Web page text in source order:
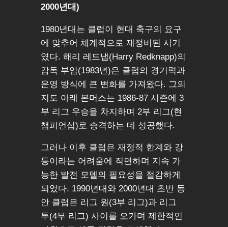
2000년대)
1980년대는 클럽이 현대 축구의 요구
에 맞추어 체계적으로 재정비된 시기
였다. 해리 레드냅(Harry Redknapp)의
감독 부임(1983년)은 클럽의 경기력과
운영 방식에 큰 변화를 가져왔다. 그의
지도 아래 본머스는 1986-87 시즌에 3
부 리그 우승을 차지하며 2부 리그(현
챔피언십)로 승격하는 데 성공했다.
그러나 이후 클럽은 재정적 한계와 강
등이라는 어려움에 직면하며 지속 가
능한 발전 모델의 필요성을 절감하게
되었다. 1990년대와 2000년대 초반 동
안 클럽은 리그 원(3부 리그)과 리그
투(4부 리그) 사이를 오가며 제한적인